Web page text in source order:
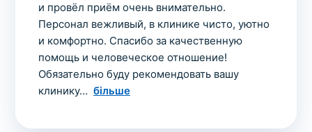
и провёл приём очень внимательно.
Персонал вежливый, в клинике чисто, уютно
и комфортно. Спасибо за качественную
помощь и человеческое отношение!
Обязательно буду рекомендовать вашу
клинику
більше